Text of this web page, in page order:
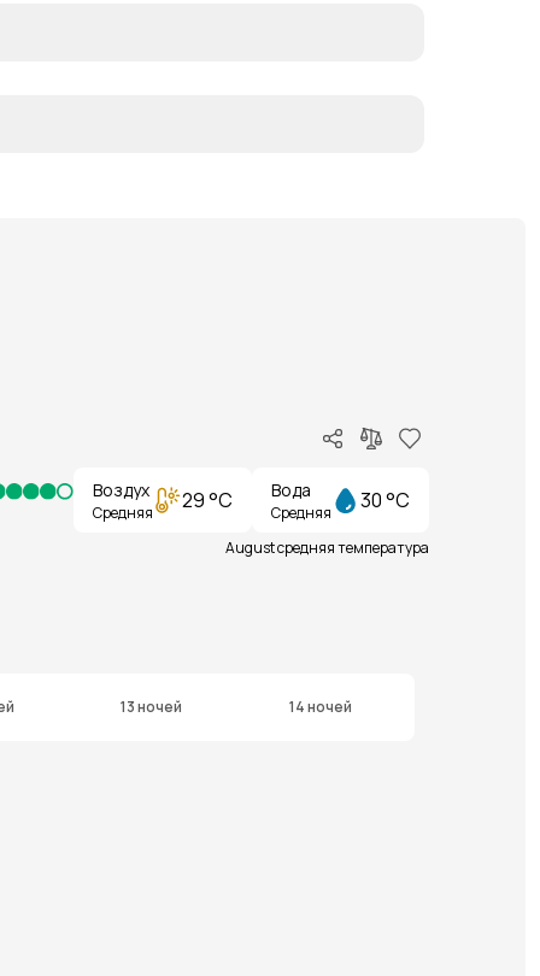
Воздух
Средняя 29 °C Вода
Средняя 30 °C
August средняя температура
13 ночей 14 ночей